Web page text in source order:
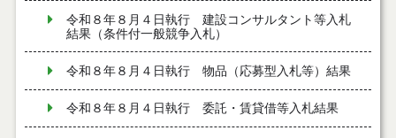
令和８年８月４日執行 建設コンサルタント等入札
結果（条件付一般競争入札）
令和８年８月４日執行 物品（応募型入札等）結果
令和８年８月４日執行 委託・賃貸借等入札結果